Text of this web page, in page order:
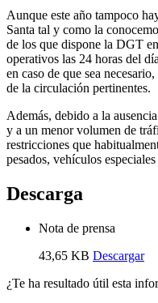
Aunque este año tampoco
Santa tal y como la
de los que dispone la DGT
operativos las 24 horas del
en caso de que sea
de la circulación pertinentes.
Además, debido a la
y a un menor volumen de
restricciones que
pesados, vehículos
Descarga
Nota de prensa
43,65 KB Descargar
¿Te ha resultado útil esta